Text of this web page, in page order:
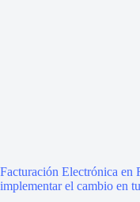
Facturación Electrónica
implementar el cambio en